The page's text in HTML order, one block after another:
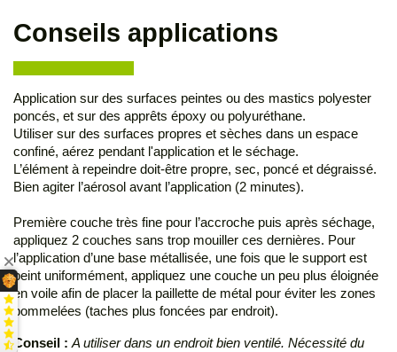
Conseils applications
Application sur des surfaces peintes ou des mastics polyester
poncés, et sur des apprêts époxy ou polyuréthane.
Utiliser sur des surfaces propres et sèches dans un espace
confiné, aérez pendant l'application et le séchage.
L’élément à repeindre doit-être propre, sec, poncé et dégraissé.
Bien agiter l’aérosol avant l’application (2 minutes).
Première couche très fine pour l’accroche puis après séchage,
appliquez 2 couches sans trop mouiller ces dernières. Pour
l’application d’une base métallisée, une fois que le support est
peint uniformément, appliquez une couche un peu plus éloignée
en voile afin de placer la paillette de métal pour éviter les zones
pommelées (taches plus foncées par endroit).
Conseil :A utiliser dans un endroit bien ventilé. Nécessité du